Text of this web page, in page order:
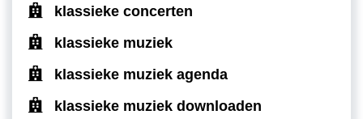
klassieke concerten
klassieke muziek
klassieke muziek agenda
klassieke muziek downloaden